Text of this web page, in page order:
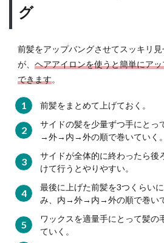
ト！
プレ
ート
をチ
ク
5.2
設定
温度
をチ
ク
立ち
上が
グ
前髪をアップバングさせてスッキリ
が、 ヘアアイロンを使うと簡単にア
できます。
前髪をまとめて上げておく。
サイドの髪を少量ずつ手にとっ
→外→内→外の順で巻いていく。
サイドが全体的に終わったら後
けて行うとやりやすい。
最後に上げた前髪を3つくらい
み、内→外→内→外の順で巻いて
ワックスを適量手にとって髪の
ていく。